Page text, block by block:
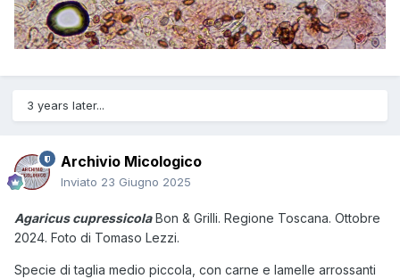
3 years later...
Archivio Micologico
Inviato 23 Giugno 2025
Agaricus cupressicola Bon & Grilli. Regione Toscana. Ottobre
2024. Foto di Tomaso Lezzi.
Specie di taglia medio piccola, con carne e lamelle arrossanti